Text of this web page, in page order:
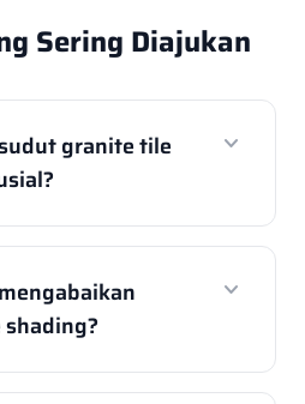
Sering Diajukan
granite tile
expand_more
expand_more